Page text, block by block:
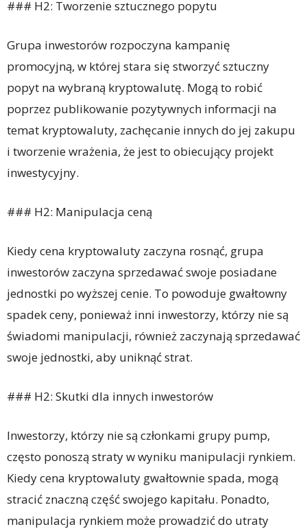
### H2: Tworzenie sztucznego popytu
Grupa inwestorów rozpoczyna kampanię
promocyjną, w której stara się stworzyć sztuczny
popyt na wybraną kryptowalutę. Mogą to robić
poprzez publikowanie pozytywnych informacji na
temat kryptowaluty, zachęcanie innych do jej zakupu
i tworzenie wrażenia, że jest to obiecujący projekt
inwestycyjny.
### H2: Manipulacja ceną
Kiedy cena kryptowaluty zaczyna rosnąć, grupa
inwestorów zaczyna sprzedawać swoje posiadane
jednostki po wyższej cenie. To powoduje gwałtowny
spadek ceny, ponieważ inni inwestorzy, którzy nie są
świadomi manipulacji, również zaczynają sprzedawać
swoje jednostki, aby uniknąć strat.
### H2: Skutki dla innych inwestorów
Inwestorzy, którzy nie są członkami grupy pump,
często ponoszą straty w wyniku manipulacji rynkiem.
Kiedy cena kryptowaluty gwałtownie spada, mogą
stracić znaczną część swojego kapitału. Ponadto,
manipulacja rynkiem może prowadzić do utraty